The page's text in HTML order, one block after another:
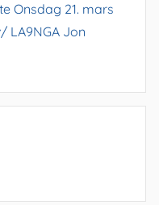
Onsdag 21. mars
LA9NGA Jon